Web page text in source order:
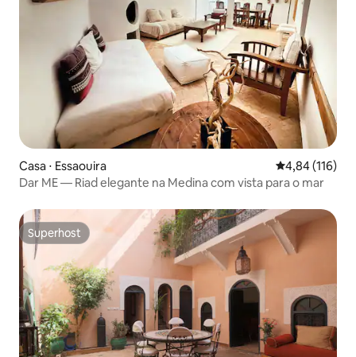
Casa ⋅ Essaouira 4,84 de uma
4,84 (116)
Dar ME — Riad elegante na Medina com vista para o mar
Superhost
Superhost